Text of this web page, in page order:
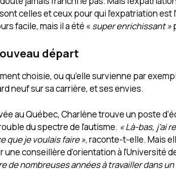
celles et ceux pour qui l’expatriation
facile, mais il a été « super enrichissant »
départ
choisie, ou qu’elle survienne par
neuf sur sa carrière, et ses envies.
au Québec, Charlène trouve un poste
du spectre de l’autisme. « Là-bas, j’ai
que je voulais faire », raconte-t-elle. Mais
conseillère d’orientation à l’Université
de nombreuses années à travailler dans un